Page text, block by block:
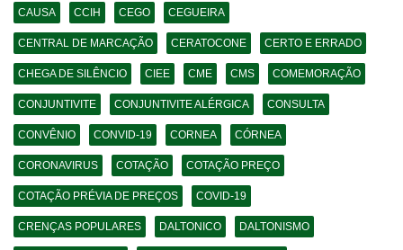
CAUSA CCIH CEGO CEGUEIRA
CENTRAL DE MARCAÇÃO CERATOCONE CERTO E ERRADO
CHEGA DE SILÊNCIO CIEE CME CMS COMEMORAÇÃO
CONJUNTIVITE CONJUNTIVITE ALÉRGICA CONSULTA
CONVÊNIO CONVID-19 CORNEA CÓRNEA
CORONAVIRUS COTAÇÃO COTAÇÃO PREÇO
COTAÇÃO PRÉVIA DE PREÇOS COVID-19
CRENÇAS POPULARES DALTONICO DALTONISMO